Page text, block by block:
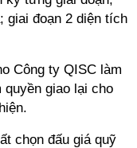
giai đoạn 2 diện tích
Công ty QISC làm
giao lại cho
chọn đấu giá quỹ